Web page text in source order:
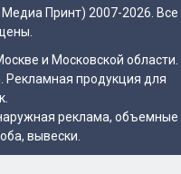
Принт) 2007-2026. Все
и Московской области.
Рекламная продукция для
реклама, объемные
вывески.